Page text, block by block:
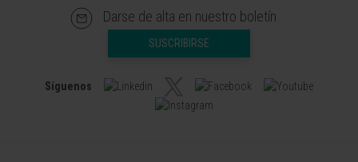
Darse de alta en nuestro boletín
SUSCRIBIRSE
Síguenos